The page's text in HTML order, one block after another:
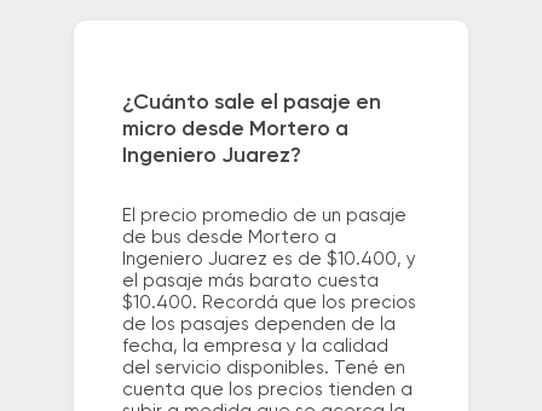
¿Cuánto sale el pasaje en
micro desde Mortero a
Ingeniero Juarez?
El precio promedio de un pasaje
de bus desde Mortero a
Ingeniero Juarez es de $10.400, y
el pasaje más barato cuesta
$10.400. Recordá que los precios
de los pasajes dependen de la
fecha, la empresa y la calidad
del servicio disponibles. Tené en
cuenta que los precios tienden a